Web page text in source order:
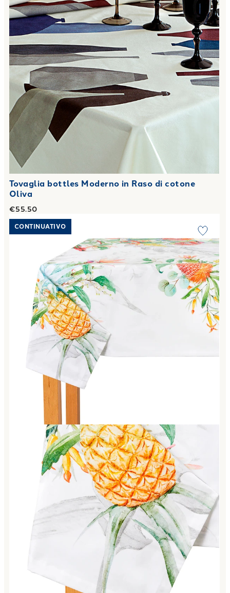
Tovaglia bottles Moderno in Raso di cotone
Oliva
€55.50
Link to "Tovaglia tropical Floreale in Raso di cotone Oliva
CONTINUATIVO